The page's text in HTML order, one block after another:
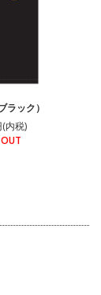
ラック）
内税)